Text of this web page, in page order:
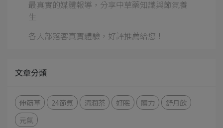
最真實的媒體報導，分享中草藥知識與節氣養
生
各大部落客真實體驗，好評推薦給您！
文章分類
伸筋草 24節氣 清潤茶 好眠 體力
舒月飲
元氣